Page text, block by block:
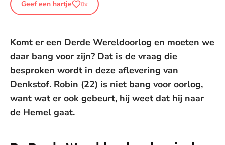
Geef een hartje 0x
Komt er een Derde Wereldoorlog en moeten we
daar bang voor zijn? Dat is de vraag die
besproken wordt in deze aflevering van
Denkstof. Robin (22) is niet bang voor oorlog,
want wat er ook gebeurt, hij weet dat hij naar
de Hemel gaat.